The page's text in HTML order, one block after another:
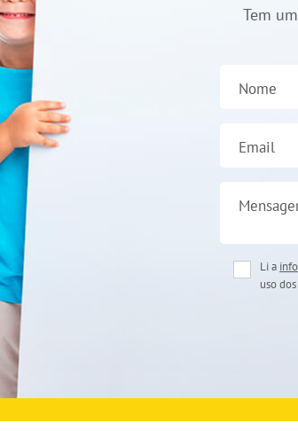
Tem
Nome
Email
Li a
uso